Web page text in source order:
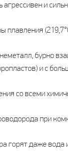
агрессивен и
плавления
бурно
и с
со всеми
при
горят даже вода